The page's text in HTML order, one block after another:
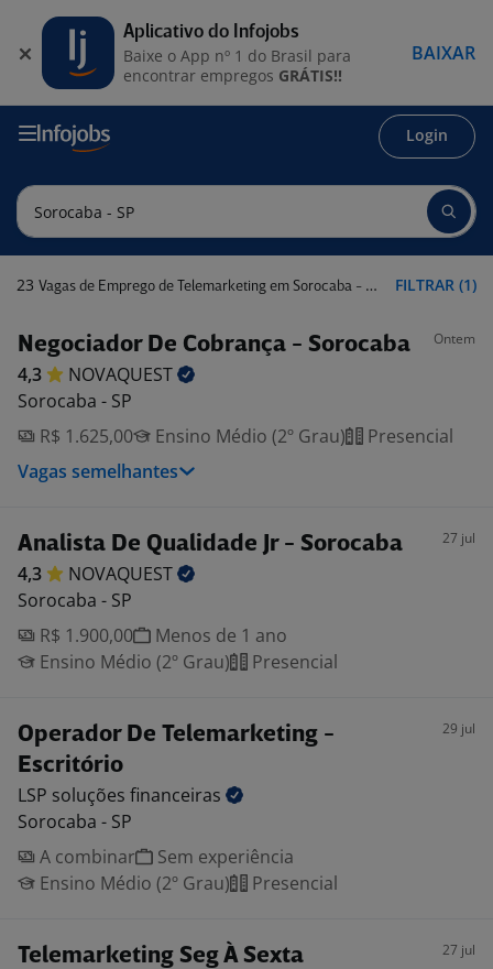
Login
23 Vagas de Emprego de Telemarketing em Sorocaba - SP FILTRAR (1)
Negociador De Cobrança - Sorocaba Ontem
4,3
NOVAQUEST
Sorocaba - SP
R$ 1.625,00
Ensino Médio (2º Grau)
Presencial
Vagas semelhantes
Analista De Qualidade Jr - Sorocaba 27 jul
4,3
NOVAQUEST
Sorocaba - SP
R$ 1.900,00
Menos de 1 ano
Ensino Médio (2º Grau)
Presencial
Operador De Telemarketing -
Escritório
29 jul
LSP soluções financeiras
Sorocaba - SP
A combinar
Sem experiência
Ensino Médio (2º Grau)
Presencial
Telemarketing Seg À Sexta 27 jul
Aplicativo do Infojobs
Baixe o App nº 1 do Brasil para
encontrar empregos GRÁTIS!!
BAIXAR